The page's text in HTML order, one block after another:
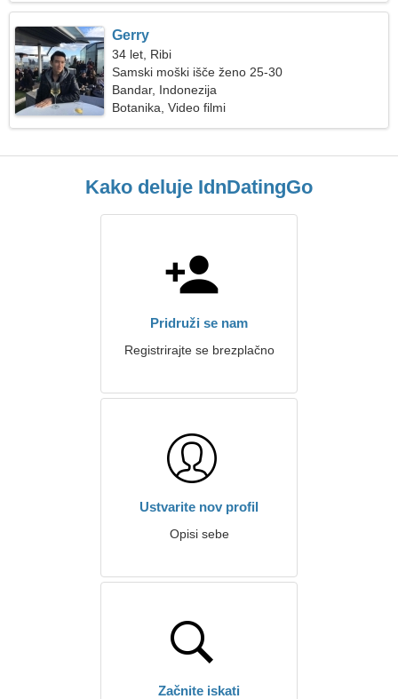
Gerry
34 let, Ribi
Samski moški išče ženo 25-30
Bandar, Indonezija
Botanika, Video filmi
Kako deluje IdnDatingGo
Pridruži se nam
Registrirajte se brezplačno
Ustvarite nov profil
Opisi sebe
Začnite iskati